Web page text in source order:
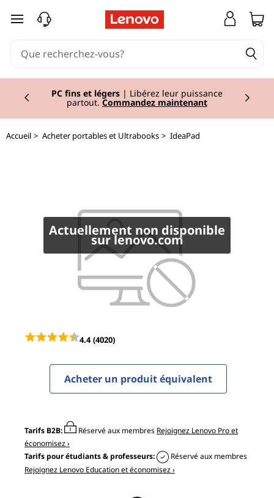
P
a
passer au contenu principal
PC fins et légers | Libérez leur puissance
partout. Commandez maintenant
Accueil > Acheter portables et Ultrabooks > IdeaPad
Actuellement non disponible
sur lenovo.com
4.4 (4020)
Acheter un produit équivalent
Tarifs B2B: Réservé aux membres Rejoignez Lenovo Pro et
économisez ›
Tarifs pour étudiants & professeurs:
Réservé aux membres
Rejoignez Lenovo Education et économisez ›